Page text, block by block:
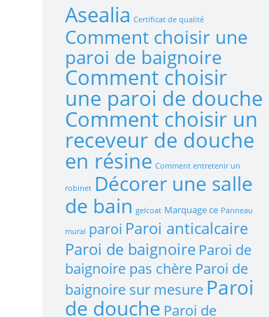
Asealia Certificat de qualité
Comment choisir une
paroi de baignoire
Comment choisir
une paroi de douche
Comment choisir un
receveur de douche
en résine Comment entretenir un
robinet Décorer une salle
de bain gelcoat Marquage ce Panneau
mural paroi Paroi anticalcaire
Paroi de baignoire Paroi de
baignoire pas chère Paroi de
baignoire sur mesure Paroi
de douche Paroi de